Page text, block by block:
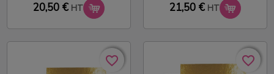
20,50 € HT 21,50 € HT
favorite_border
favorite_border favorite_border
favorite_border